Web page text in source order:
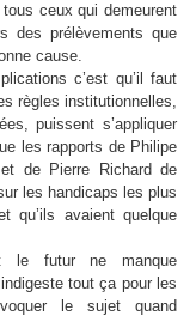
ceux qui demeurent
des prélèvements que
cause.
c’est qu’il faut
règles institutionnelles,
puissent s’appliquer
les rapports de Philipe
de Pierre Richard de
les handicaps les plus
qu’ils avaient quelque
le futur ne manque
tout ça pour les
le sujet quand